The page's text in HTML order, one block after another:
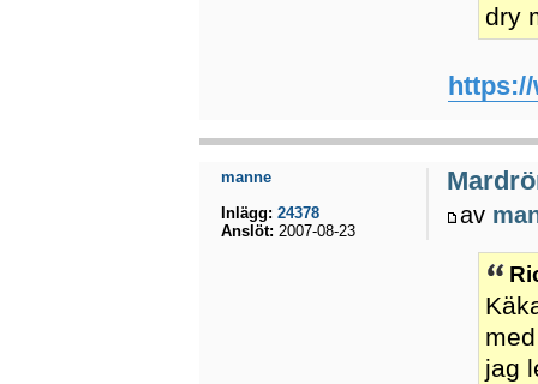
dry
av
jag
manne
Inlägg: 24378
Anslöt: 2007-08-23